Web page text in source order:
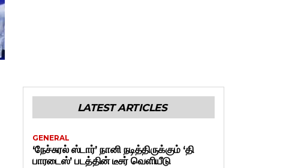
LATEST ARTICLES
GENERAL
‘நேச்சுரல் ஸ்டார்’ நானி நடித்திருக்கும் ‘தி
பாரடைஸ்’ படத்தின் டீசர் வெளியீடு